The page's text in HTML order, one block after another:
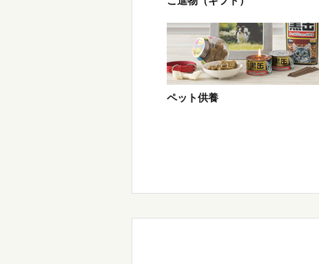
ペット供養